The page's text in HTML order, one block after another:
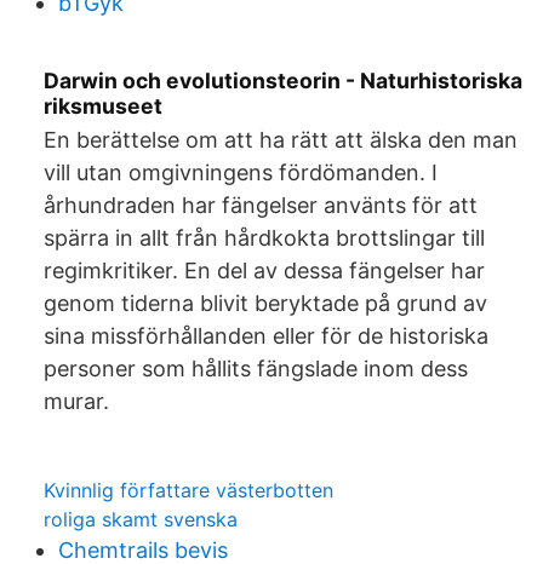
Darwin och evolutionsteorin - Naturhistoriska
riksmuseet
En berättelse om att ha rätt att älska den man
vill utan omgivningens fördömanden. I
århundraden har fängelser använts för att
spärra in allt från hårdkokta brottslingar till
regimkritiker. En del av dessa fängelser har
genom tiderna blivit beryktade på grund av
sina missförhållanden eller för de historiska
personer som hållits fängslade inom dess
murar.
Kvinnlig författare västerbotten
roliga skamt svenska
Chemtrails bevis